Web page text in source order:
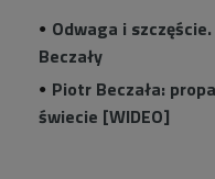
Odwaga i
Beczały
Piotr Beczała:
świecie [WIDEO]